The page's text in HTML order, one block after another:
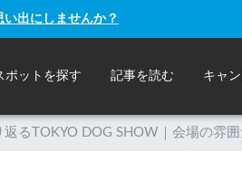
出にしませんか？
ポットを探す 記事を読む キャ
返るTOKYO DOG SHOW｜会場の雰